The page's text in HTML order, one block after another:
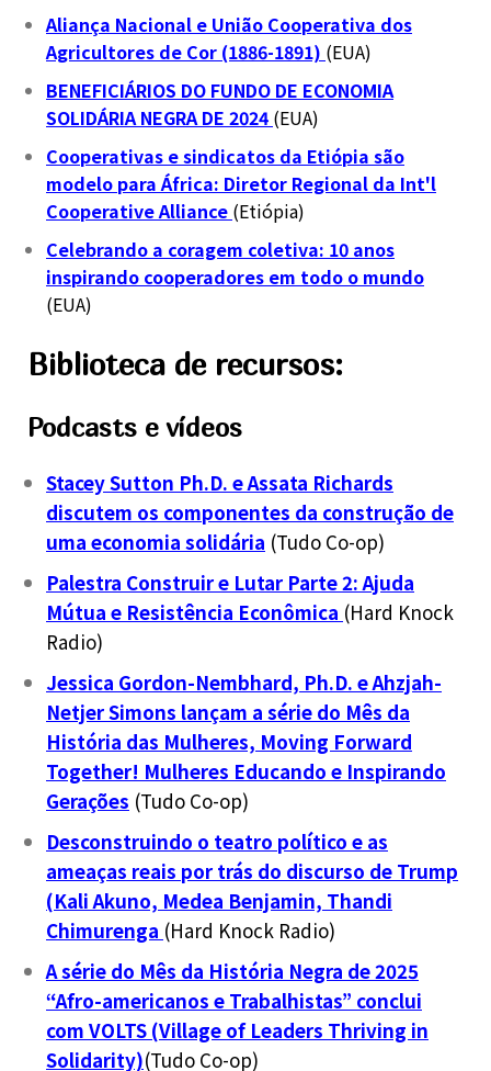
Aliança Nacional e União Cooperativa dos
Agricultores de Cor (1886-1891) (EUA)
BENEFICIÁRIOS DO FUNDO DE ECONOMIA
SOLIDÁRIA NEGRA DE 2024 (EUA)
Cooperativas e sindicatos da Etiópia são
modelo para África: Diretor Regional da Int'l
Cooperative Alliance (Etiópia)
Celebrando a coragem coletiva: 10 anos
inspirando cooperadores em todo o mundo
(EUA)
Biblioteca de recursos:
Podcasts e vídeos
Stacey Sutton Ph.D. e Assata Richards
discutem os componentes da construção de
uma economia solidária (Tudo Co-op)
Palestra Construir e Lutar Parte 2: Ajuda
Mútua e Resistência Econômica (Hard Knock
Radio)
Jessica Gordon-Nembhard, Ph.D. e Ahzjah-
Netjer Simons lançam a série do Mês da
História das Mulheres, Moving Forward
Together! Mulheres Educando e Inspirando
Gerações (Tudo Co-op)
Desconstruindo o teatro político e as
ameaças reais por trás do discurso de Trump
(Kali Akuno, Medea Benjamin, Thandi
Chimurenga (Hard Knock Radio)
A série do Mês da História Negra de 2025
“Afro-americanos e Trabalhistas” conclui
com VOLTS (Village of Leaders Thriving in
Solidarity)(Tudo Co-op)